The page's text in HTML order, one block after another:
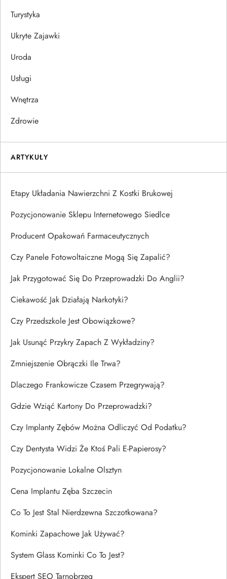
Turystyka
Ukryte Zajawki
Uroda
Usługi
Wnętrza
Zdrowie
ARTYKUŁY
Etapy Układania Nawierzchni Z Kostki Brukowej
Pozycjonowanie Sklepu Internetowego Siedlce
Producent Opakowań Farmaceutycznych
Czy Panele Fotowoltaiczne Mogą Się Zapalić?
Jak Przygotować Się Do Przeprowadzki Do Anglii?
Ciekawość Jak Działają Narkotyki?
Czy Przedszkole Jest Obowiązkowe?
Jak Usunąć Przykry Zapach Z Wykładziny?
Zmniejszenie Obrączki Ile Trwa?
Dlaczego Frankowicze Czasem Przegrywają?
Gdzie Wziąć Kartony Do Przeprowadzki?
Czy Implanty Zębów Można Odliczyć Od Podatku?
Czy Dentysta Widzi Że Ktoś Pali E-Papierosy?
Pozycjonowanie Lokalne Olsztyn
Cena Implantu Zęba Szczecin
Co To Jest Stal Nierdzewna Szczotkowana?
Kominki Zapachowe Jak Używać?
System Glass Kominki Co To Jest?
Ekspert SEO Tarnobrzeg